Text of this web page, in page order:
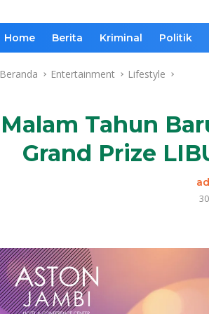
Home Berita Kriminal Politik
Beranda Entertainment Lifestyle
Malam Tahun
Grand Prize